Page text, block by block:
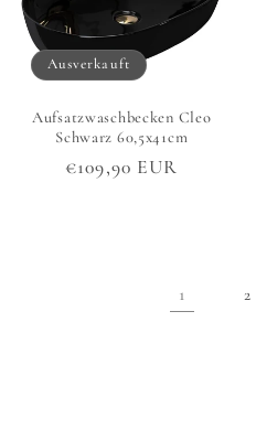
Ausverkauft
Aufsatzwaschbecken Cleo
Schwarz 60,5x41cm
Normaler
€109,90 EUR
1 2